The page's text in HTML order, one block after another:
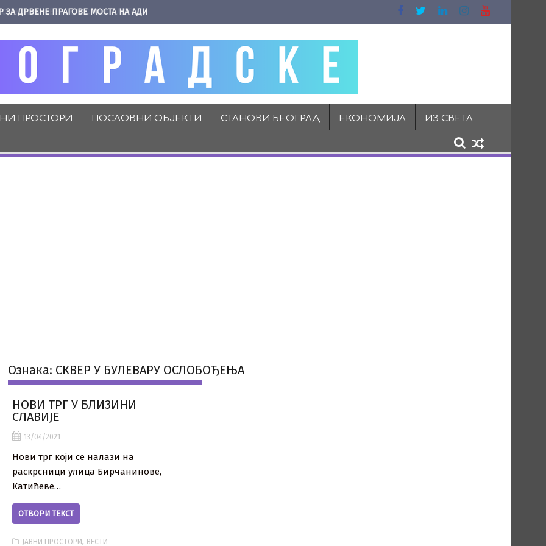
ЗА ДРВЕНЕ ПРАГОВЕ МОСТА НА АДИ
ПРОСТОРИ ПОСЛОВНИ ОБЈЕКТИ СТАНОВИ БЕОГРАД ЕКОНОМИЈА ИЗ СВЕТА
Ознака: СКВЕР У БУЛЕВАРУ ОСЛОБОЂЕЊА
НОВИ ТРГ У БЛИЗИНИ
СЛАВИЈЕ
13/04/2021
Нови трг који се налази на
раскрсници улица Бирчанинове,
Катићеве…
ОТВОРИ ТЕКСТ
ЈАВНИ ПРОСТОРИ, ВЕСТИ